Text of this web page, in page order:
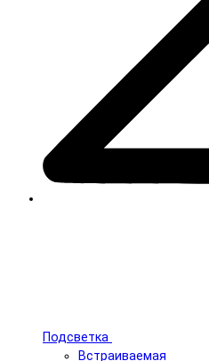
Подсветка
Встраиваемая